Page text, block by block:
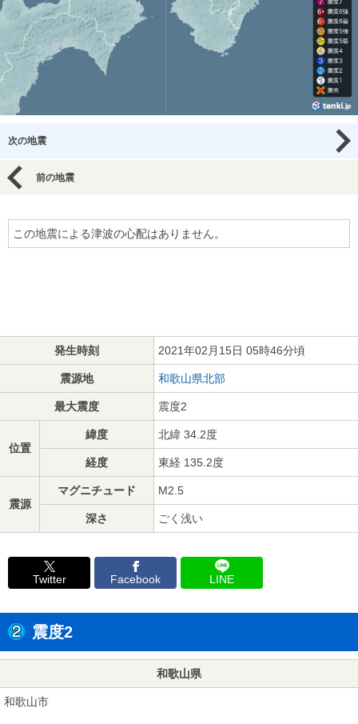
次の地震
前の地震
この地震による津波の心配はありません。
発生時刻 2021年02月15日 05時46分頃
震源地 和歌山県北部
最大震度 震度2
位置
緯度 北緯 34.2度
経度 東経 135.2度
震源
マグニチュード M2.5
深さ ごく浅い
Twitter Facebook LINE
震度2
和歌山県
和歌山市